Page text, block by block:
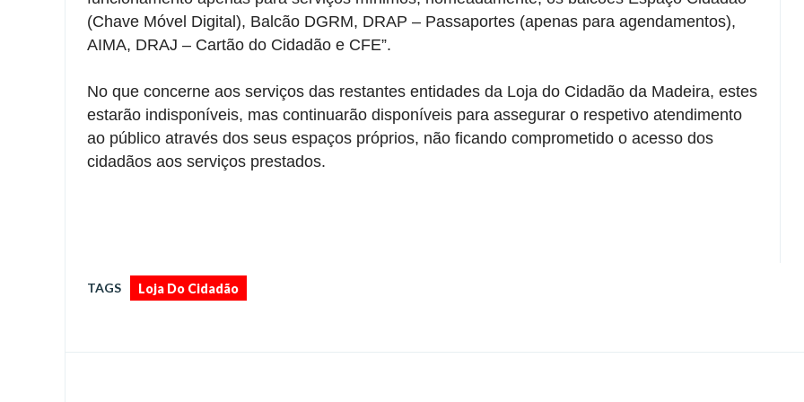
(Chave Móvel Digital), Balcão DGRM, DRAP – Passaportes (apenas para agendamentos),
AIMA, DRAJ – Cartão do Cidadão e CFE”.
No que concerne aos serviços das restantes entidades da Loja do Cidadão da Madeira, estes
estarão indisponíveis, mas continuarão disponíveis para assegurar o respetivo atendimento
ao público através dos seus espaços próprios, não ficando comprometido o acesso dos
cidadãos aos serviços prestados.
TAGS Loja Do Cidadão